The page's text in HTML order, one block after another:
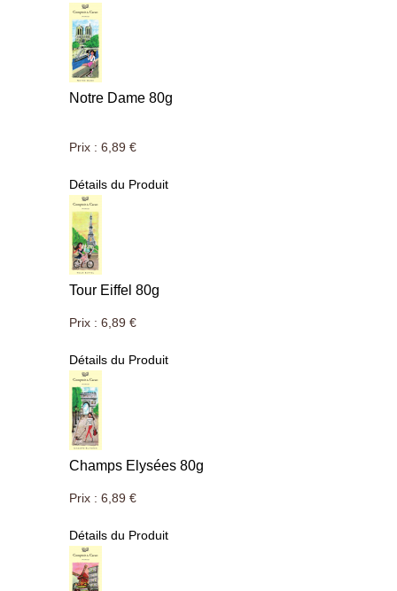
Notre Dame 80g
Prix : 6,89 €
Détails du Produit
Tour Eiffel 80g
Prix : 6,89 €
Détails du Produit
Champs Elysées 80g
Prix : 6,89 €
Détails du Produit